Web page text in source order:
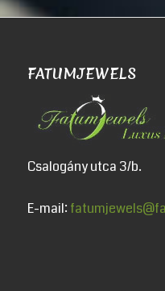
FATUMJEWELS
Csalogány utca 3/b.
E-mail: